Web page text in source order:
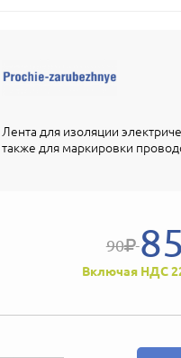
Лента для изоляции
также для маркировки
90 85
Включая НДС